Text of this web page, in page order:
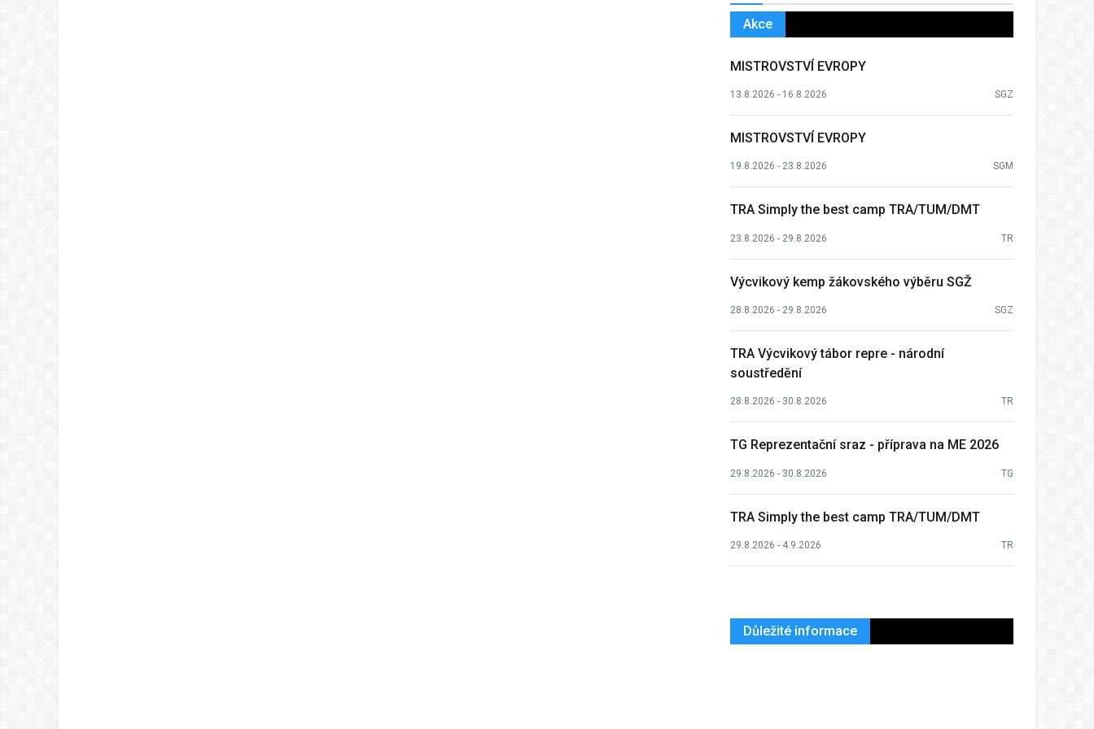
Akce
MISTROVSTVÍ EVROPY
13.8.2026 - 16.8.2026 SGZ
MISTROVSTVÍ EVROPY
19.8.2026 - 23.8.2026 SGM
TRA Simply the best camp TRA/TUM/DMT
23.8.2026 - 29.8.2026 TR
Výcvikový kemp žákovského výběru SGŽ
28.8.2026 - 29.8.2026 SGZ
TRA Výcvikový tábor repre - národní
soustředění
28.8.2026 - 30.8.2026 TR
TG Reprezentační sraz - příprava na ME 2026
29.8.2026 - 30.8.2026 TG
TRA Simply the best camp TRA/TUM/DMT
29.8.2026 - 4.9.2026 TR
Důležité informace